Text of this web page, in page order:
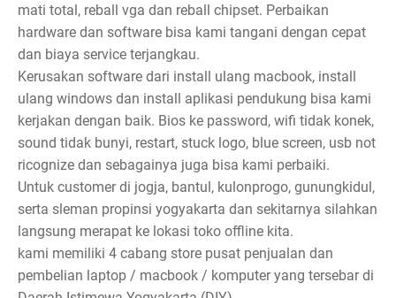
mati total, reball vga dan reball chipset. Perbaikan
hardware dan software bisa kami tangani dengan cepat
dan biaya service terjangkau.
Kerusakan software dari install ulang macbook, install
ulang windows dan install aplikasi pendukung bisa kami
kerjakan dengan baik. Bios ke password, wifi tidak konek,
sound tidak bunyi, restart, stuck logo, blue screen, usb not
ricognize dan sebagainya juga bisa kami perbaiki.
Untuk customer di jogja, bantul, kulonprogo, gunungkidul,
serta sleman propinsi yogyakarta dan sekitarnya silahkan
langsung merapat ke lokasi toko offline kita.
kami memiliki 4 cabang store pusat penjualan dan
pembelian laptop / macbook / komputer yang tersebar di